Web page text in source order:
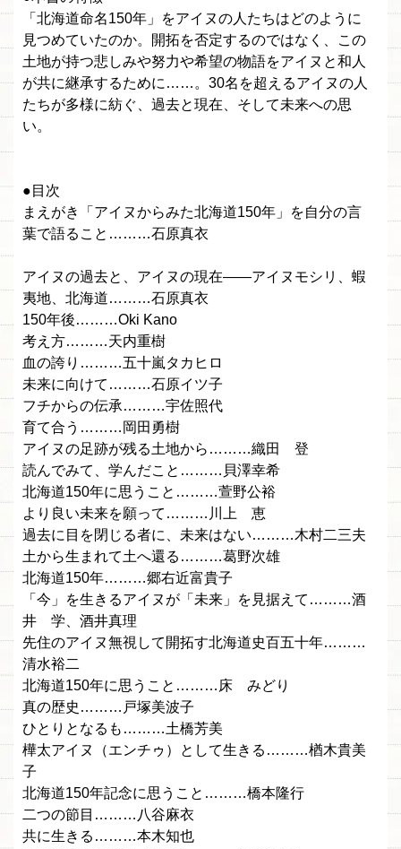
「北海道命名150年」をアイヌの人たちはどのように
見つめていたのか。開拓を否定するのではなく、この
土地が持つ悲しみや努力や希望の物語をアイヌと和人
が共に継承するために……。30名を超えるアイヌの人
たちが多様に紡ぐ、過去と現在、そして未来への思
い。
●目次
まえがき「アイヌからみた北海道150年」を自分の言
葉で語ること………石原真衣
アイヌの過去と、アイヌの現在――アイヌモシリ、蝦
夷地、北海道………石原真衣
150年後………Oki Kano
考え方………天内重樹
血の誇り………五十嵐タカヒロ
未来に向けて………石原イツ子
フチからの伝承………宇佐照代
育て合う………岡田勇樹
アイヌの足跡が残る土地から………織田 登
読んでみて、学んだこと………貝澤幸希
北海道150年に思うこと………萱野公裕
より良い未来を願って………川上 恵
過去に目を閉じる者に、未来はない………木村二三夫
土から生まれて土へ還る………葛野次雄
北海道150年………郷右近富貴子
「今」を生きるアイヌが「未来」を見据えて………酒
井 学、酒井真理
先住のアイヌ無視して開拓す北海道史百五十年………
清水裕二
北海道150年に思うこと………床 みどり
真の歴史………戸塚美波子
ひとりとなるも………土橋芳美
樺太アイヌ（エンチゥ）として生きる………楢木貴美
子
北海道150年記念に思うこと………橋本隆行
二つの節目………八谷麻衣
共に生きる………本木知也